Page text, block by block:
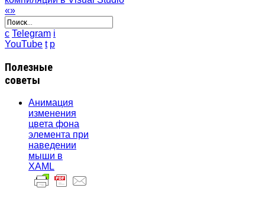
«»
c Telegram i
YouTube t p
Полезные
советы
Анимация
изменения
цвета фона
элемента при
наведении
мыши в
XAML